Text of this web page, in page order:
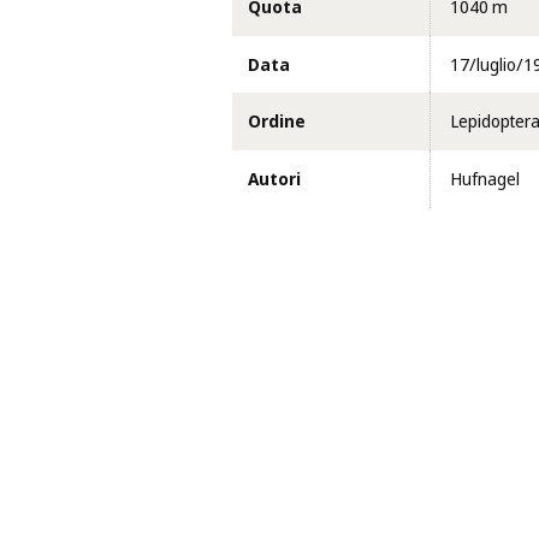
Quota 1040 m
Data 17/luglio/
Ordine Lepidoptera
Autori Hufnagel